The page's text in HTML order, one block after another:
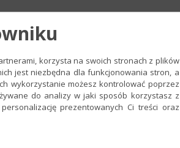
Dokumentów?
klienta poprzez Portal
Portal Dokumentów?​
księgowaniu?
w Portalu Dokumentów?
korzysta na swoich stronach z plików
jest niezbędna dla funkcjonowania stron, a
wykorzystanie możesz kontrolować poprzez
do analizy w jaki sposób korzystasz z
prezentowanych Ci treści oraz